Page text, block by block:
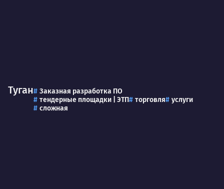
Туган
Заказная разработка ПО
тендерные площадки | ЭТП
торговля
услуги
сложная